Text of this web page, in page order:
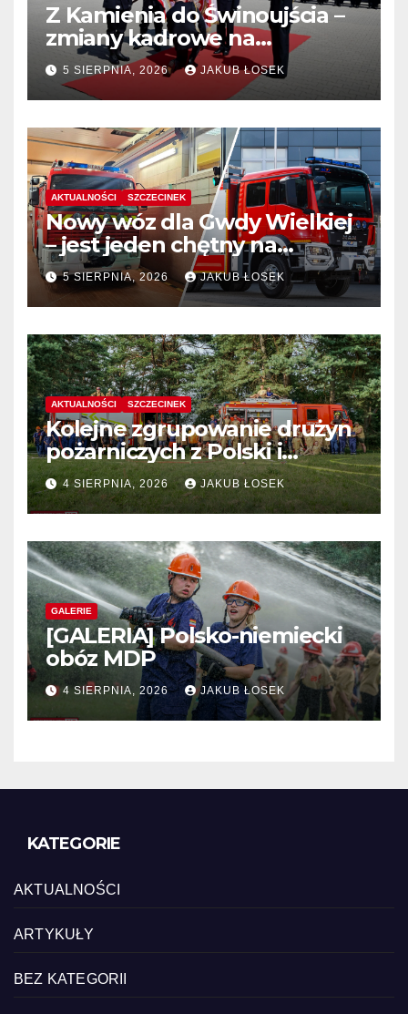
Z Kamienia do Świnoujścia –
zmiany kadrowe na
stanowiskach komendantów
5 SIERPNIA, 2026 JAKUB ŁOSEK
AKTUALNOŚCI SZCZECINEK
Nowy wóz dla Gwdy Wielkiej
– jest jeden chętny na
dostawę
5 SIERPNIA, 2026 JAKUB ŁOSEK
AKTUALNOŚCI SZCZECINEK
Kolejne zgrupowanie drużyn
pożarniczych z Polski i
Niemiec w regionie
4 SIERPNIA, 2026 JAKUB ŁOSEK
GALERIE
[GALERIA] Polsko-niemiecki
obóz MDP
4 SIERPNIA, 2026 JAKUB ŁOSEK
KATEGORIE
AKTUALNOŚCI
ARTYKUŁY
BEZ KATEGORII